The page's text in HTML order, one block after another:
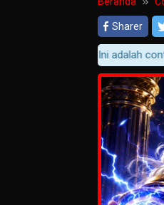
Sharer
Ini adalah contoh